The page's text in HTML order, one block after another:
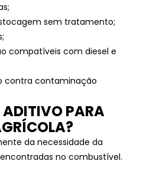
sem tratamento;
compatíveis com diesel e
contra contaminação
ADITIVO PARA
da necessidade da
no combustível.